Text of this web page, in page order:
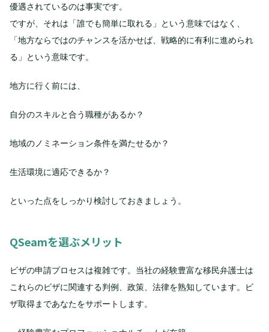
優遇されているのは事実です。
ですが、それは「誰でも簡単に取れる」という意味ではなく、
「地方ならではのチャンスを活かせば、戦略的に有利に進められ
る」という意味です。
地方に行く前には、
自分のスキルと合う職種があるか？
地域のノミネーション条件を満たせるか？
生活環境に適応できるか？
といった点をしっかり検討しておきましょう。
QSeamを選ぶメリット
ビザの申請プロセスは複雑です。当社の経験豊富な移民弁護士は
これらのビザに関連する判例、政策、法律を熟知しています。ビ
ザ取得まであなたをサポートします。